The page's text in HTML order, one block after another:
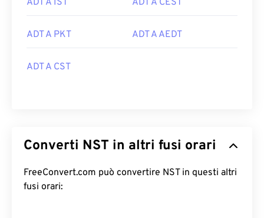
ADT A IST ADT A CEST
ADT A PKT ADT A AEDT
ADT A CST
Converti NST in altri fusi orari
FreeConvert.com può convertire NST in questi altri
fusi orari: